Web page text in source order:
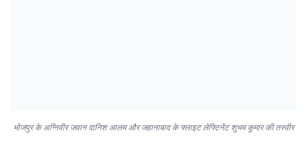
भोजपुर के अग्निवीर जवान दानिश आलम और जहानाबाद के फ्लाइट लेफ्टिनेंट शुभम कुमार की तस्वीर